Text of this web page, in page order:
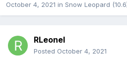
October 4, 2021 in Snow Leopard
RLeonel
Posted October 4, 2021